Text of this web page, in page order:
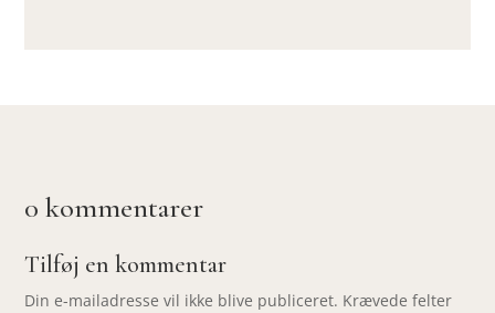
0 kommentarer
Tilføj en kommentar
Din e-mailadresse vil ikke blive publiceret. Krævede felter